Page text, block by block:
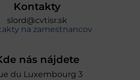
Kontakty
slord@cvtisr.sk
na zamestnancov
nás nájdete
du Luxembourg 3